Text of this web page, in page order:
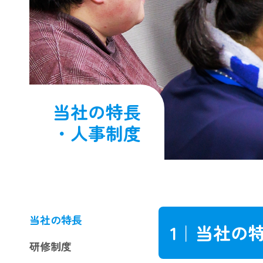
当社の特長
・人事制度
当社の特長
研修制度
1｜ 当社の